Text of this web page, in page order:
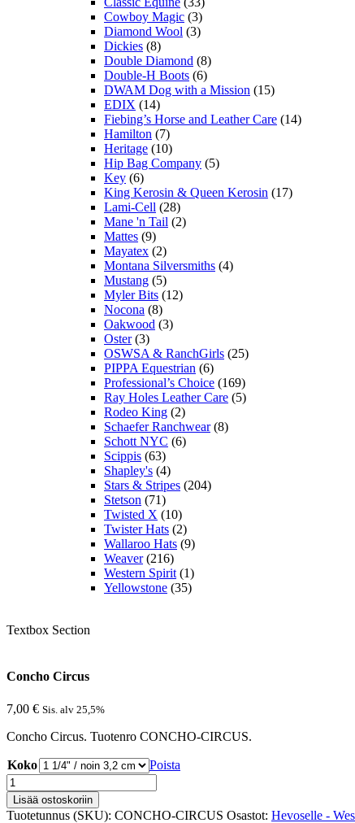
Cowboy Magic (3)
Diamond Wool (3)
Dickies (8)
Double Diamond (8)
Double-H Boots (6)
DWAM Dog with a Mission (15)
EDIX (14)
Fiebing’s Horse and Leather Care (14)
Hamilton (7)
Heritage (10)
Hip Bag Company (5)
Key (6)
King Kerosin & Queen Kerosin (17)
Lami-Cell (28)
Mane 'n Tail (2)
Mattes (9)
Mayatex (2)
Montana Silversmiths (4)
Mustang (5)
Myler Bits (12)
Nocona (8)
Oakwood (3)
Oster (3)
OSWSA & RanchGirls (25)
PIPPA Equestrian (6)
Professional’s Choice (169)
Ray Holes Leather Care (5)
Rodeo King (2)
Schaefer Ranchwear (8)
Schott NYC (6)
Scippis (63)
Shapley's (4)
Stars & Stripes (204)
Stetson (71)
Twisted X (10)
Twister Hats (2)
Wallaroo Hats (9)
Weaver (216)
Western Spirit (1)
Yellowstone (35)
Textbox Section
Concho Circus
7,00 € Sis. alv 25,5%
Concho Circus. Tuotenro CONCHO-CIRCUS.
Koko
Poista
Concho
Circus
määrä
Lisää ostoskoriin
Tuotetunnus (SKU): CONCHO-CIRCUS Osastot: Hevoselle -